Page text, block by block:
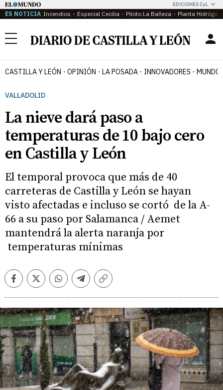
EDICIONES CyL
ES NOTICIA Incendios Especial Cecilia Piloto La Bañeza Planta
Menú
CASTILLA Y LEÓN OPINIÓN LA POSADA INNOVADORES MUNDO
VALLADOLID
La nieve dará paso a
temperaturas de 10 bajo cero
en Castilla y León
El temporal provoca que más de 40
carreteras de Castilla y León se hayan
visto afectadas e incluso se cortó de la A-
66 a su paso por Salamanca / Aemet
mantendrá la alerta naranja por
temperaturas mínimas
FacebookTwitterWhatsappTelegramCopiar